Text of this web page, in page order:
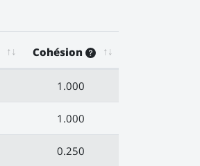
Cohésion
1.000
1.000
0.250